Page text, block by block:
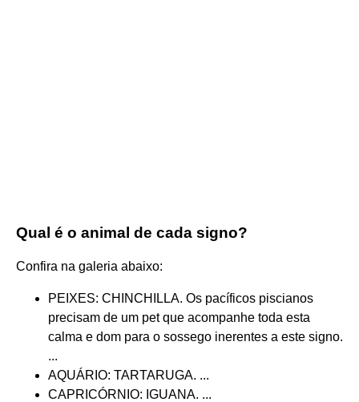
Qual é o animal de cada signo?
Confira na galeria abaixo:
PEIXES: CHINCHILLA. Os pacíficos piscianos
precisam de um pet que acompanhe toda esta
calma e dom para o sossego inerentes a este signo.
...
AQUÁRIO: TARTARUGA. ...
CAPRICÓRNIO: IGUANA. ...